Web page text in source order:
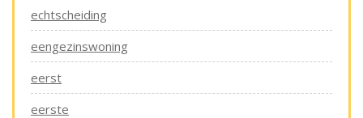
echtscheiding
eengezinswoning
eerst
eerste